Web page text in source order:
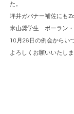
た。
坪井ガバナー補佐にも
米山奨学生 ボーラン・
10月26日の例会からい
よろしくお願いいたしま